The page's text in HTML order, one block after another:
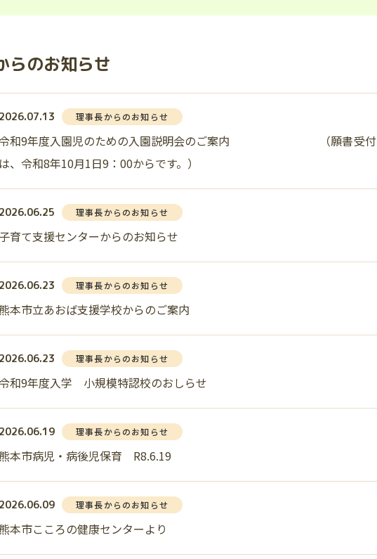
らのお知らせ
2026.07.13 理事長からのお知らせ
和9年度入園児のための入園説明会のご案内 （願書受付
は、令和8年10月1日9：00からです。）
2026.06.25 理事長からのお知らせ
子育て支援センターからのお知らせ
2026.06.23 理事長からのお知らせ
本市立あおば支援学校からのご案内
2026.06.23 理事長からのお知らせ
和9年度入学 小規模特認校のおしらせ
2026.06.19 理事長からのお知らせ
本市病児・病後児保育 R8.6.19
2026.06.09 理事長からのお知らせ
本市こころの健康センターより